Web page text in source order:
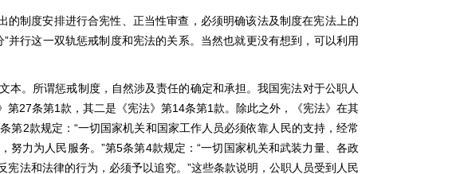
的制度安排进行合宪性、正当性审查，必须明确该法及制度在宪法上的
行这一双轨惩戒制度和宪法的关系。当然也就更没有想到，可以利用
。所谓惩戒制度，自然涉及责任的确定和承担。我国宪法对于公职人
27条第1款，其二是《宪法》第14条第1款。除此之外，《宪法》在其
2款规定：“一切国家机关和国家工作人员必须依靠人民的支持，经常
力为人民服务。”第5条第4款规定：“一切国家机关和武装力量、各政
法和法律的行为，必须予以追究。”这些条款说明，公职人员受到人民